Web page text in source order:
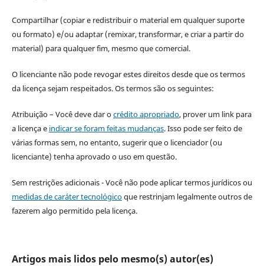
Compartilhar (copiar e redistribuir o material em qualquer suporte
ou formato) e/ou adaptar (remixar, transformar, e criar a partir do
material) para qualquer fim, mesmo que comercial.
O licenciante não pode revogar estes direitos desde que os termos
da licença sejam respeitados. Os termos são os seguintes:
Atribuição – Você deve dar ocrédito apropriado, prover um link para
a licença e indicar se foram feitas mudanças. Isso pode ser feito de
várias formas sem, no entanto, sugerir que o licenciador (ou
licenciante) tenha aprovado o uso em questão.
Sem restrições adicionais - Você não pode aplicar termos jurídicos ou
medidas de caráter tecnológicoque restrinjam legalmente outros de
fazerem algo permitido pela licença.
Artigos mais lidos pelo mesmo(s) autor(es)